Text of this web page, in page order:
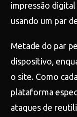
impressão
usando um par
Metade do par
dispositivo,
o site. Como
plataforma
ataques de